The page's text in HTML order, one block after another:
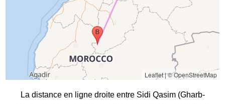
Leaflet|© OpenStreetMap
La distance en ligne droite entre Sidi Qasim (Gharb-